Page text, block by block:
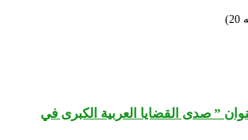
” صدى القضايا العربية الكبرى في